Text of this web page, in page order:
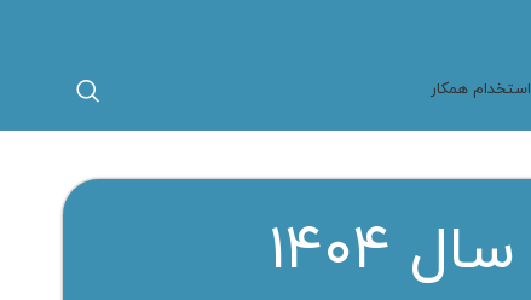
استخدام همکار
هزینه نصب دوربین مداربسته در سال ۱۴۰۴